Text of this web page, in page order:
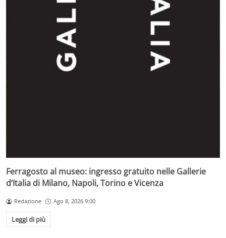
Ferragosto al museo: ingresso gratuito nelle Gallerie
d’Italia di Milano, Napoli, Torino e Vicenza
Redazione Ago 8, 2026 9:00
Leggi di più